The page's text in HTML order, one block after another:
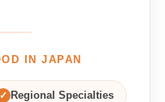
IN JAPAN
✓ Regional Specialties